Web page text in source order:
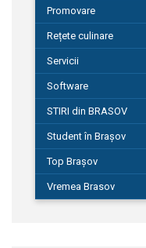
Promovare
Rețete culinare
Servicii
Software
STIRI din BRASOV
Student în Brașov
Top Brașov
Vremea Brasov